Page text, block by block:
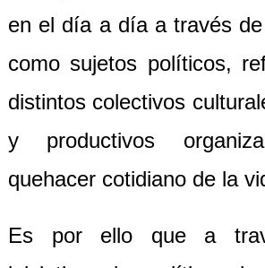
en el día a día a través
como sujetos políticos,
distintos colectivos
y productivos
quehacer cotidiano de la
Es por ello que a